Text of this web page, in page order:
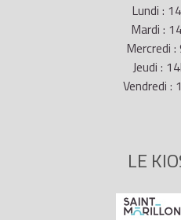
Lundi :
Mardi :
Mercredi
Jeudi :
Vendredi :
LE